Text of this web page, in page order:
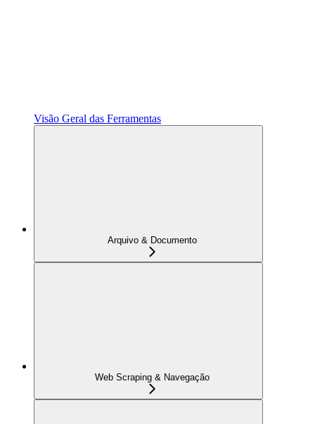
Visão Geral das Ferramentas
Arquivo & Documento
Web Scraping & Navegação